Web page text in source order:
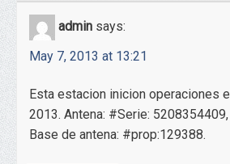
admin says:
May 7, 2013 at 13:21
Esta estacion inicion operaciones
2013. Antena: #Serie:
Base de antena: #prop:129388.